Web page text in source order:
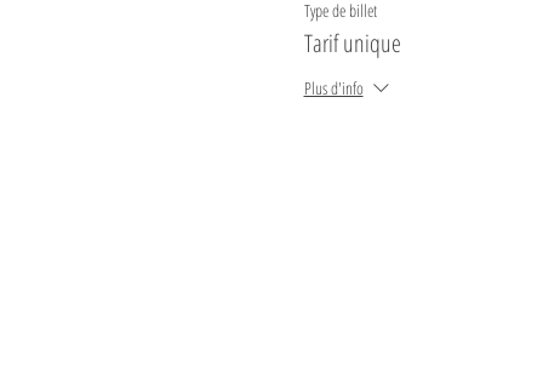
Type de billet
Tarif unique
Plus d'info